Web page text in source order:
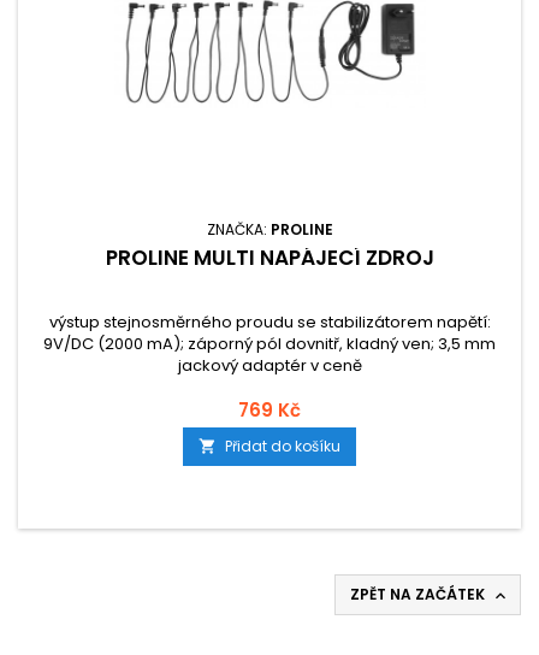
ZNAČKA: PROLINE
PROLINE MULTI NAPÁJECÍ ZDROJ
výstup stejnosměrného proudu se stabilizátorem napětí:
9V/DC (2000 mA); záporný pól dovnitř, kladný ven; 3,5 mm
jackový adaptér v ceně
769 Kč
 Přidat do košíku
ZPĚT NA ZAČÁTEK 